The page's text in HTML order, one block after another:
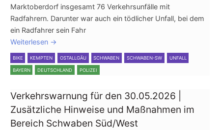
Marktoberdorf insgesamt 76 Verkehrsunfälle mit
Radfahrern. Darunter war auch ein tödlicher Unfall, bei dem
ein Radfahrer sein Fahr
Weiterlesen →
BIKE KEMPTEN OSTALLGÄU SCHWABEN SCHWABEN-SW UNFALL
BAYERN DEUTSCHLAND POLIZEI
Verkehrswarnung für den 30.05.2026 |
Zusätzliche Hinweise und Maßnahmen im
Bereich Schwaben Süd/West